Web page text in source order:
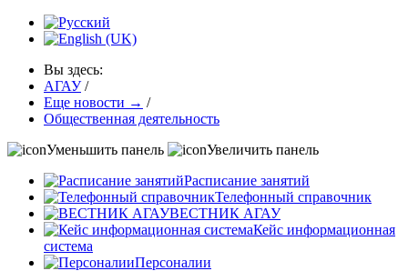
Вы здесь:
АГАУ /
Еще новости → /
Общественная деятельность
Уменьшить панель
Увеличить панель
Расписание занятий
Телефонный справочник
ВЕСТНИК АГАУ
Кейс информационная
система
Персоналии